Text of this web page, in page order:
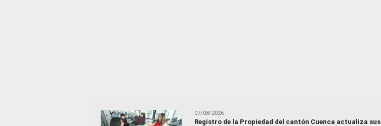
07/08/2026
Registro de la Propiedad del cantón Cuenca actualiza sus